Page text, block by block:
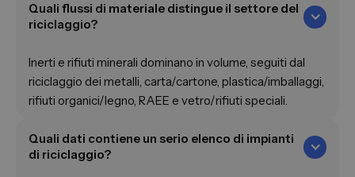
Quali flussi di materiale distingue il settore del
riciclaggio?
Inerti e rifiuti minerali dominano in volume, seguiti dal
riciclaggio dei metalli, carta/cartone, plastica/imballaggi,
rifiuti organici/legno, RAEE e vetro/rifiuti speciali.
Quali dati contiene un serio elenco di impianti
di riciclaggio?